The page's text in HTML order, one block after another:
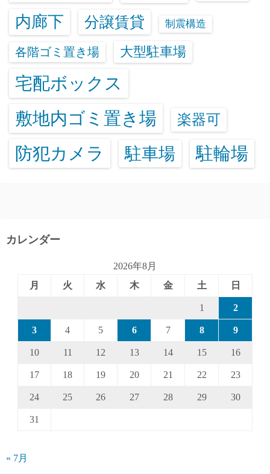
内廊下 分譲賃貸 制震構造
各階ゴミ置き場 大型駐車場
宅配ボックス
敷地内ゴミ置き場
楽器可
防犯カメラ 駐車場 駐輪場
カレンダー
2026年8月
月
火 水 木 金 土 日
1 2
3 4 5 6 7 8 9
10 11 12 13 14 15 16
17 18 19 20 21 22 23
24 25 26 27 28 29 30
31
« 7月